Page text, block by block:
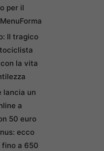
per il
Il tragico
la vita
lancia un
a
50 euro
ecco
a 650